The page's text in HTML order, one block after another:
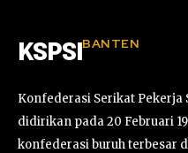
KSPSI BANTEN
Konfederasi Serikat Pekerja
didirikan pada 20 Februari
konfederasi buruh terbesar